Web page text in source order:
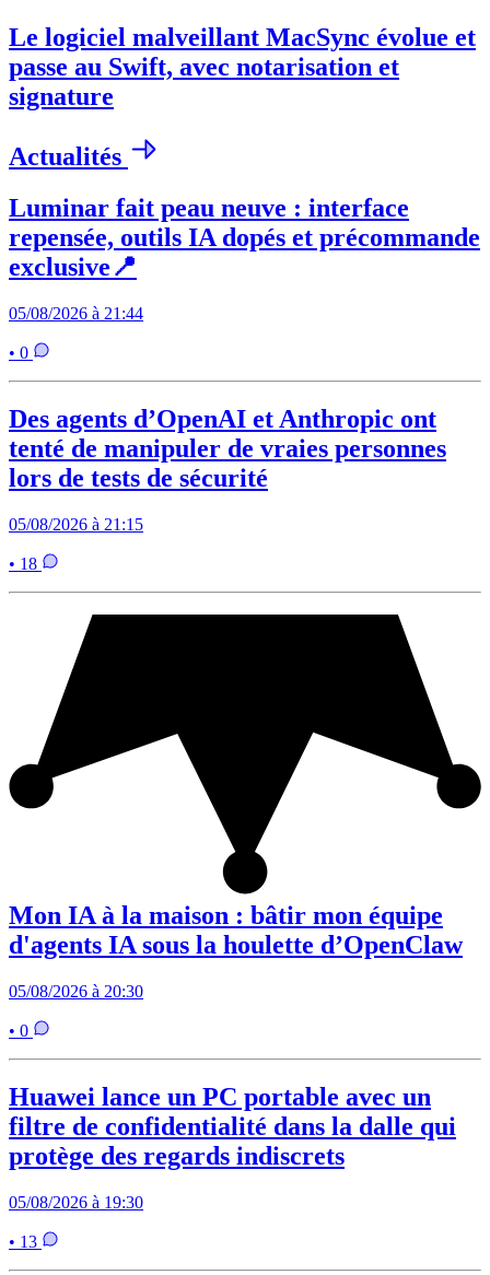
Le logiciel malveillant MacSync évolue et
passe au Swift, avec notarisation et
signature
Actualités
Luminar fait peau neuve : interface
repensée, outils IA dopés et précommande
exclusive📍
05/08/2026 à 21:44
• 0
Des agents d’OpenAI et Anthropic ont
tenté de manipuler de vraies personnes
lors de tests de sécurité
05/08/2026 à 21:15
• 18
Mon IA à la maison : bâtir mon équipe
d'agents IA sous la houlette d’OpenClaw
05/08/2026 à 20:30
• 0
Huawei lance un PC portable avec un
filtre de confidentialité dans la dalle qui
protège des regards indiscrets
05/08/2026 à 19:30
• 13